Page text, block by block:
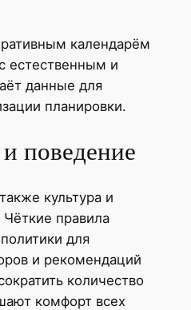
календарём
естественным и
данные для
планировки.
поведение
культура и
правила
для
и рекомендаций
количество
комфорт всех